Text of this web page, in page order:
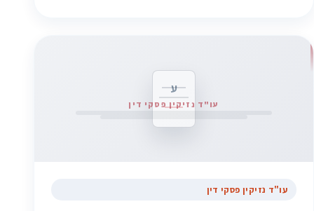
ע
עו"ד נזיקין פסקי דין
עו"ד נזיקין פסקי דין